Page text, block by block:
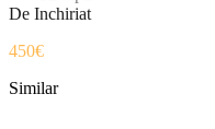
De Inchiriat
450€
Similar